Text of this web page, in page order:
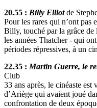
20.55 : Billy Elliotde
Pour les rares qui n’ont pas
Billy, touché par la grâce de
les années Thatcher - qui
périodes répressives, à un
22.35 : Martin Guerre, le
Club
33 ans après, le cinéaste
d’Ariège qui avaient joué
confrontation de deux